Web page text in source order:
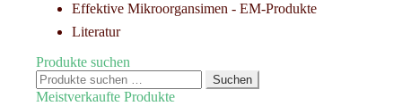
Effektive Mikroorgansimen - EM-Produkte
Literatur
Produkte suchen
Suchen
nach:
Suchen
Meistverkaufte Produkte